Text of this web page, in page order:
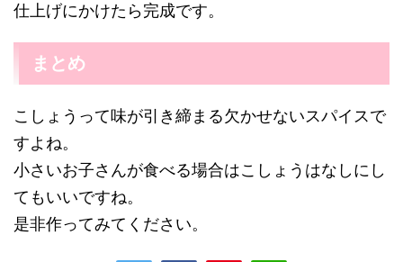
仕上げにかけたら完成です。
まとめ
こしょうって味が引き締まる欠かせないスパイスで
すよね。
小さいお子さんが食べる場合はこしょうはなしにし
てもいいですね。
是非作ってみてください。